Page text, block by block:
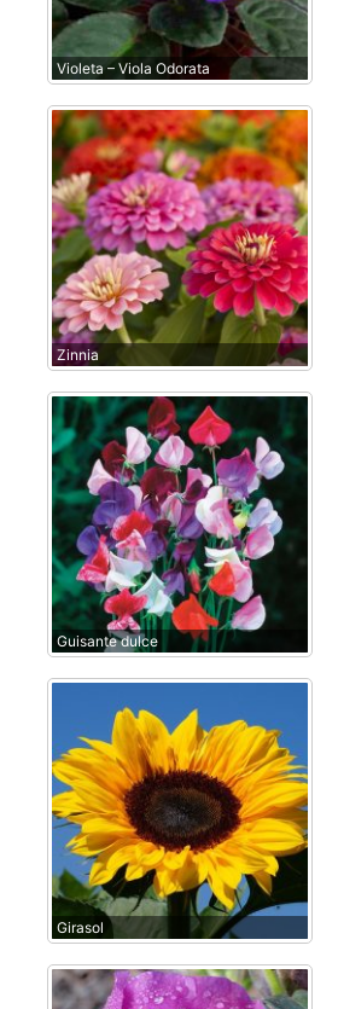
Violeta – Viola Odorata
Zinnia
Guisante dulce
Girasol